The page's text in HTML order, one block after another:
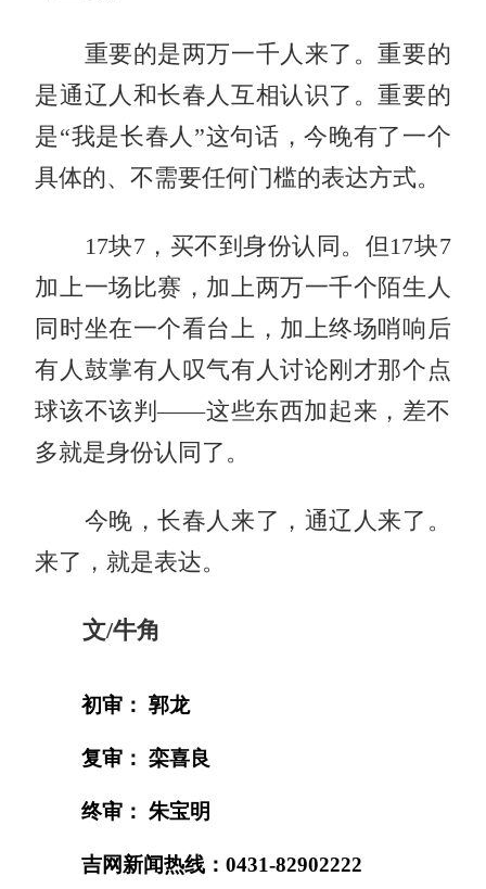
重要的是两万一千人来了。重要的
是通辽人和长春人互相认识了。重要的
是“我是长春人”这句话，今晚有了一个
具体的、不需要任何门槛的表达方式。
17块7，买不到身份认同。但17块7
加上一场比赛，加上两万一千个陌生人
同时坐在一个看台上，加上终场哨响后
有人鼓掌有人叹气有人讨论刚才那个点
球该不该判——这些东西加起来，差不
多就是身份认同了。
今晚，长春人来了，通辽人来了。
来了，就是表达。
文/牛角
初审： 郭龙
复审： 栾喜良
终审： 朱宝明
吉网新闻热线：0431-82902222